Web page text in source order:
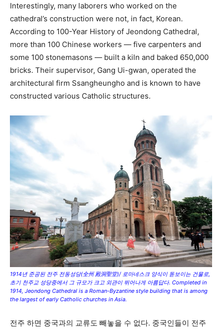
Interestingly, many laborers who worked on the
cathedral’s construction were not, in fact, Korean.
According to 100-Year History of Jeondong Cathedral,
more than 100 Chinese workers — five carpenters and
some 100 stonemasons — built a kiln and baked 650,000
bricks. Their supervisor, Gang Ui-gwan, operated the
architectural firm Ssangheungho and is known to have
constructed various Catholic structures.
1914년 준공된 전주 전동성당(全州 殿洞聖堂)/ 로마네스크 양식이 돋보이는 건물로,
초기 천주교 성당중에서 그 규모가 크고 외관이 뛰어나게 아름답다. Completed in
1914, Jeondong Cathedral is a Roman-Byzantine style building that is among
the largest of early Catholic churches in Asia.
전주 하면 중국과의 교류도 빼놓을 수 없다. 중국인들이 전주